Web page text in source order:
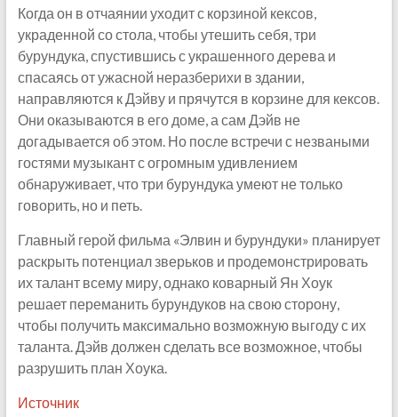
Когда он в отчаянии уходит с корзиной кексов,
украденной со стола, чтобы утешить себя, три
бурундука, спустившись с украшенного дерева и
спасаясь от ужасной неразберихи в здании,
направляются к Дэйву и прячутся в корзине для кексов.
Они оказываются в его доме, а сам Дэйв не
догадывается об этом. Но после встречи с незваными
гостями музыкант с огромным удивлением
обнаруживает, что три бурундука умеют не только
говорить, но и петь.
Главный герой фильма «Элвин и бурундуки» планирует
раскрыть потенциал зверьков и продемонстрировать
их талант всему миру, однако коварный Ян Хоук
решает переманить бурундуков на свою сторону,
чтобы получить максимально возможную выгоду с их
таланта. Дэйв должен сделать все возможное, чтобы
разрушить план Хоука.
Источник